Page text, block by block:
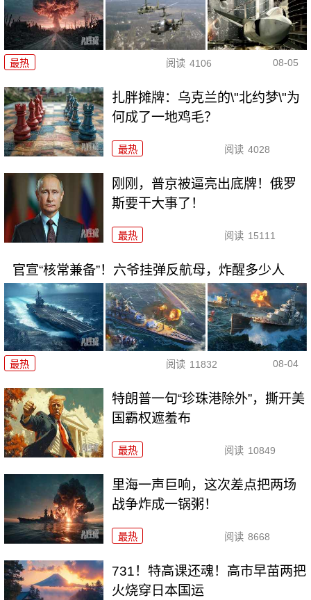
最热 阅读 4106 08-05
扎胖摊牌：乌克兰的\"北约梦\"为
何成了一地鸡毛？
最热 阅读 4028
刚刚，普京被逼亮出底牌！俄罗
斯要干大事了！
最热 阅读 15111
官宣“核常兼备”！六爷挂弹反航母，炸醒多少人
最热 阅读 11832 08-04
特朗普一句“珍珠港除外”，撕开美
国霸权遮羞布
最热 阅读 10849
里海一声巨响，这次差点把两场
战争炸成一锅粥！
最热 阅读 8668
731！特高课还魂！高市早苗两把
火烧穿日本国运